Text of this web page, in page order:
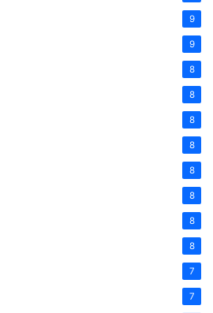
9
9
8
8
8
8
8
8
8
8
7
7